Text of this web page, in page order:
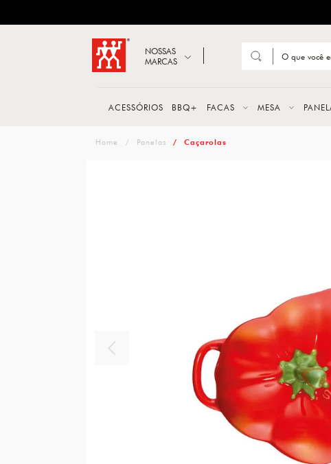
ZWILLING
NOSSAS
MARCAS
FACAS
ACESSÓRIOS BBQ+ FACAS MESA
Panelas Caçarolas